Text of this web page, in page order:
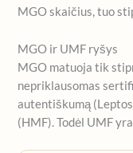
MGO skaičius, tuo
MGO ir UMF ryšys
MGO matuoja tik
nepriklausomas
autentiškumą
(HMF). Todėl UMF